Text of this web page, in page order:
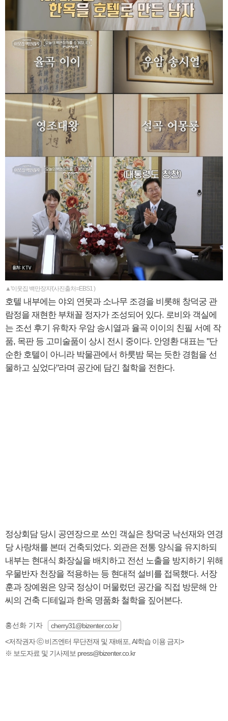
▲'이웃집 백만장자'(사진출처=EBS1 )
호텔 내부에는 야외 연못과 소나무 조경을 비롯해 창덕궁 관
람정을 재현한 부채꼴 정자가 조성되어 있다. 로비와 객실에
는 조선 후기 유학자 우암 송시열과 율곡 이이의 친필 서예 작
품, 목판 등 고미술품이 상시 전시 중이다. 안영환 대표는 "단
순한 호텔이 아니라 박물관에서 하룻밤 묵는 듯한 경험을 선
물하고 싶었다"라며 공간에 담긴 철학을 전한다.
정상회담 당시 공연장으로 쓰인 객실은 창덕궁 낙선재와 연경
당 사랑채를 본떠 건축되었다. 외관은 전통 양식을 유지하되
내부는 현대식 화장실을 배치하고 전선 노출을 방지하기 위해
우물반자 천장을 적용하는 등 현대적 설비를 접목했다. 서장
훈과 장예원은 양국 정상이 머물렀던 공간을 직접 방문해 안
씨의 건축 디테일과 한옥 명품화 철학을 짚어본다.
홍선화 기자
cherry31@bizenter.co.kr
<저작권자 ⓒ 비즈엔터 무단전재 및 재배포, AI학습 이용 금지>
※ 보도자료 및 기사제보 press@bizenter.co.kr